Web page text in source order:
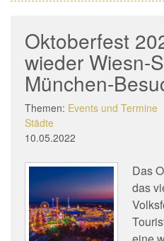
Oktoberfest
wieder Wiesn-
München-
Themen: Events und Termine
Städte
10.05.2022
Das
das